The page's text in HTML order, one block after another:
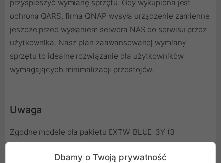
przyspieszyć wymianę sprzętu. Gdy wykupiona jest
ochrona QARS, firma QNAP wysyła urządzenie zamienne
jeszcze przed wysłaniem serwera NAS do serwisu przez
użytkownika. Nasz plan zaawansowanej wymiany
sprzętu to idealne rozwiązanie dla użytkowników
wymagających minimalizacji przestojów.
Uwaga
Zgodne modele dla pakietu EXTW-BLUE-3Y (3
dodatkowe lata):
Dbamy o Twoją prywatność